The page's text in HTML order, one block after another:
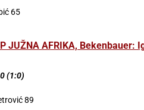
65
JUŽNA AFRIKA, Bekenbauer:
(1:0)
89